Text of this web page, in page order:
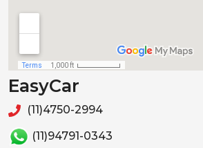
EasyCar
(11)4750-2994
(11)94791-0343